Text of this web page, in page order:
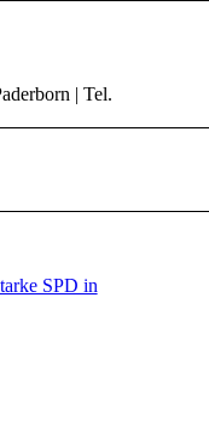
| Tel.
SPD in